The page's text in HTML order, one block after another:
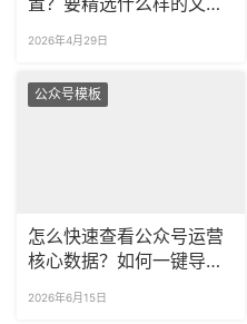
2026年4月29日
公众号模板
怎么快速查看公众号运营
核心数据？如何一键导出
2026年6月15日